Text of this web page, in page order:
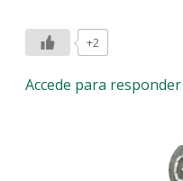
+2
Accede para responder